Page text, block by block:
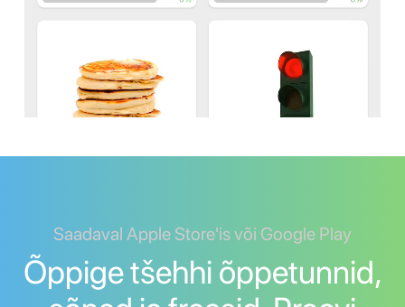
Saadaval Apple Store'is või Google Play
Õppige tšehhi õppetunnid,